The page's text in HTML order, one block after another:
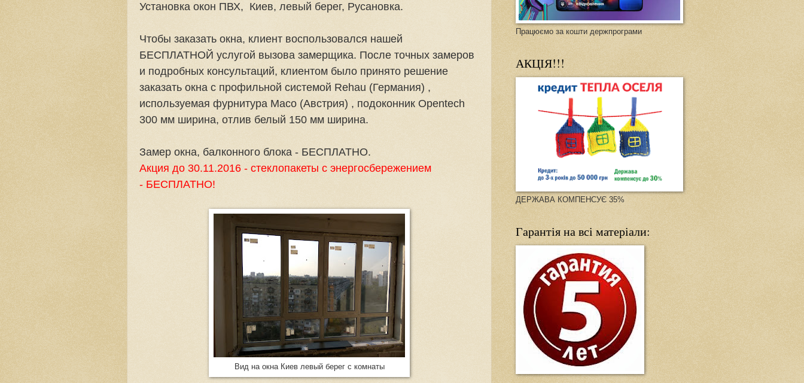
Установка окон ПВХ, Киев, левый берег, Русановка.
Чтобы заказать окна, клиент воспользовался нашей
БЕСПЛАТНОЙ услугой вызова замерщика. После точных замеров
и подробных консультаций, клиентом было принято решение
заказать окна с профильной системой Rehau (Германия) ,
используемая фурнитура Maco (Австрия) , подоконник Opentech
300 мм ширина, отлив белый 150 мм ширина.
Замер окна, балконного блока - БЕСПЛАТНО.
Акция до 30.11.2016 - стеклопакеты с энергосбережением
- БЕСПЛАТНО!
Вид на окна Киев левый берег с комнаты
Працюємо за кошти держпрограми
АКЦІЯ!!!
ДЕРЖАВА КОМПЕНСУЄ 35%
Гарантія на всі матеріали: